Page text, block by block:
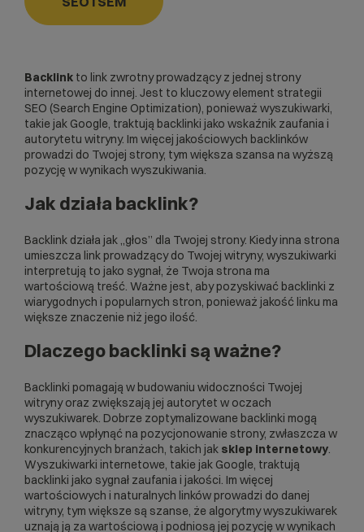
Backlink to link zwrotny prowadzący z jednej strony
internetowej do innej. Jest to kluczowy element strategii
SEO (Search Engine Optimization), ponieważ wyszukiwarki,
takie jak Google, traktują backlinki jako wskaźnik zaufania i
autorytetu witryny. Im więcej jakościowych backlinków
prowadzi do Twojej strony, tym większa szansa na wyższą
pozycję w wynikach wyszukiwania.
Jak działa backlink?
Backlink działa jak „głos” dla Twojej strony. Kiedy inna strona
umieszcza link prowadzący do Twojej witryny, wyszukiwarki
interpretują to jako sygnał, że Twoja strona ma
wartościową treść. Ważne jest, aby pozyskiwać backlinki z
wiarygodnych i popularnych stron, ponieważ jakość linku ma
większe znaczenie niż jego ilość.
Dlaczego backlinki są ważne?
Backlinki pomagają w budowaniu widoczności Twojej
witryny oraz zwiększają jej autorytet w oczach
wyszukiwarek. Dobrze zoptymalizowane backlinki mogą
znacząco wpłynąć na pozycjonowanie strony, zwłaszcza w
konkurencyjnych branżach, takich jak sklep internetowy.
Wyszukiwarki internetowe, takie jak Google, traktują
backlinki jako sygnał zaufania i jakości. Im więcej
wartościowych i naturalnych linków prowadzi do danej
witryny, tym większe są szanse, że algorytmy wyszukiwarek
uznają ją za wartościową i podniosą jej pozycję w wynikach